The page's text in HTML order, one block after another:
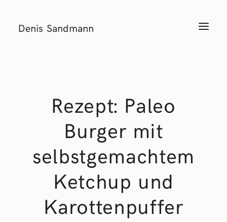
T
Denis Sandmann
Rezept: Paleo
Burger mit
selbstgemachtem
Ketchup und
Karottenpuffer